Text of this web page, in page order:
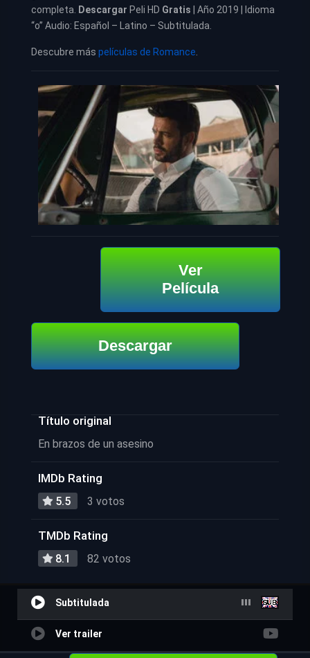
completa.
Descargar Peli HD Gratis | Año 2019 | Idioma
“o” Audio: Español – Latino – Subtitulada.
Descubre más películas de Romance
Ver
Película
Descargar
Título original
En brazos de un asesino
IMDb Rating
5.5 3 votos
TMDb Rating
8.1 82 votos
Subtitulada
Ver trailer